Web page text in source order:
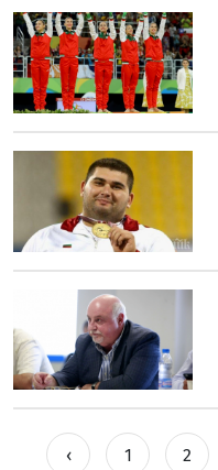
‹ 1 2